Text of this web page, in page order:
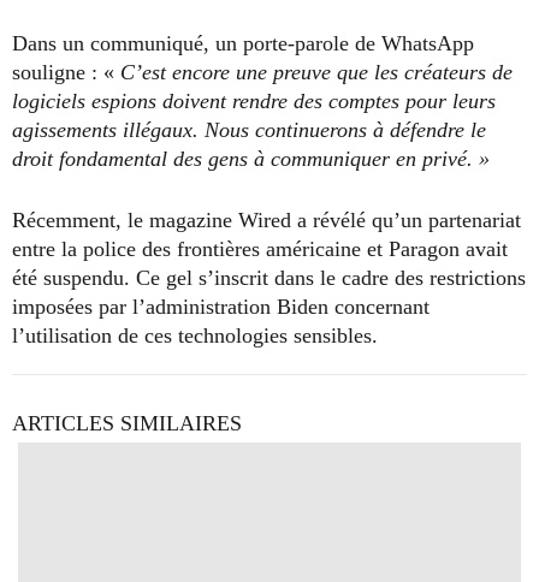
Dans un communiqué, un porte-parole de WhatsApp
souligne : « C’est encore une preuve que les créateurs de
logiciels espions doivent rendre des comptes pour leurs
agissements illégaux. Nous continuerons à défendre le
droit fondamental des gens à communiquer en privé. »
Récemment, le magazine Wired a révélé qu’un partenariat
entre la police des frontières américaine et Paragon avait
été suspendu. Ce gel s’inscrit dans le cadre des restrictions
imposées par l’administration Biden concernant
l’utilisation de ces technologies sensibles.
ARTICLES SIMILAIRES